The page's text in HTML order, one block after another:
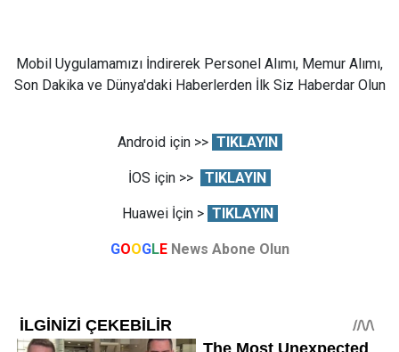
Mobil Uygulamamızı İndirerek Personel Alımı, Memur Alımı,
Son Dakika ve Dünya'daki Haberlerden İlk Siz Haberdar Olun
Android için >> TIKLAYIN
İOS için >> TIKLAYIN
Huawei İçin > TIKLAYIN
GOOGLE News Abone Olun